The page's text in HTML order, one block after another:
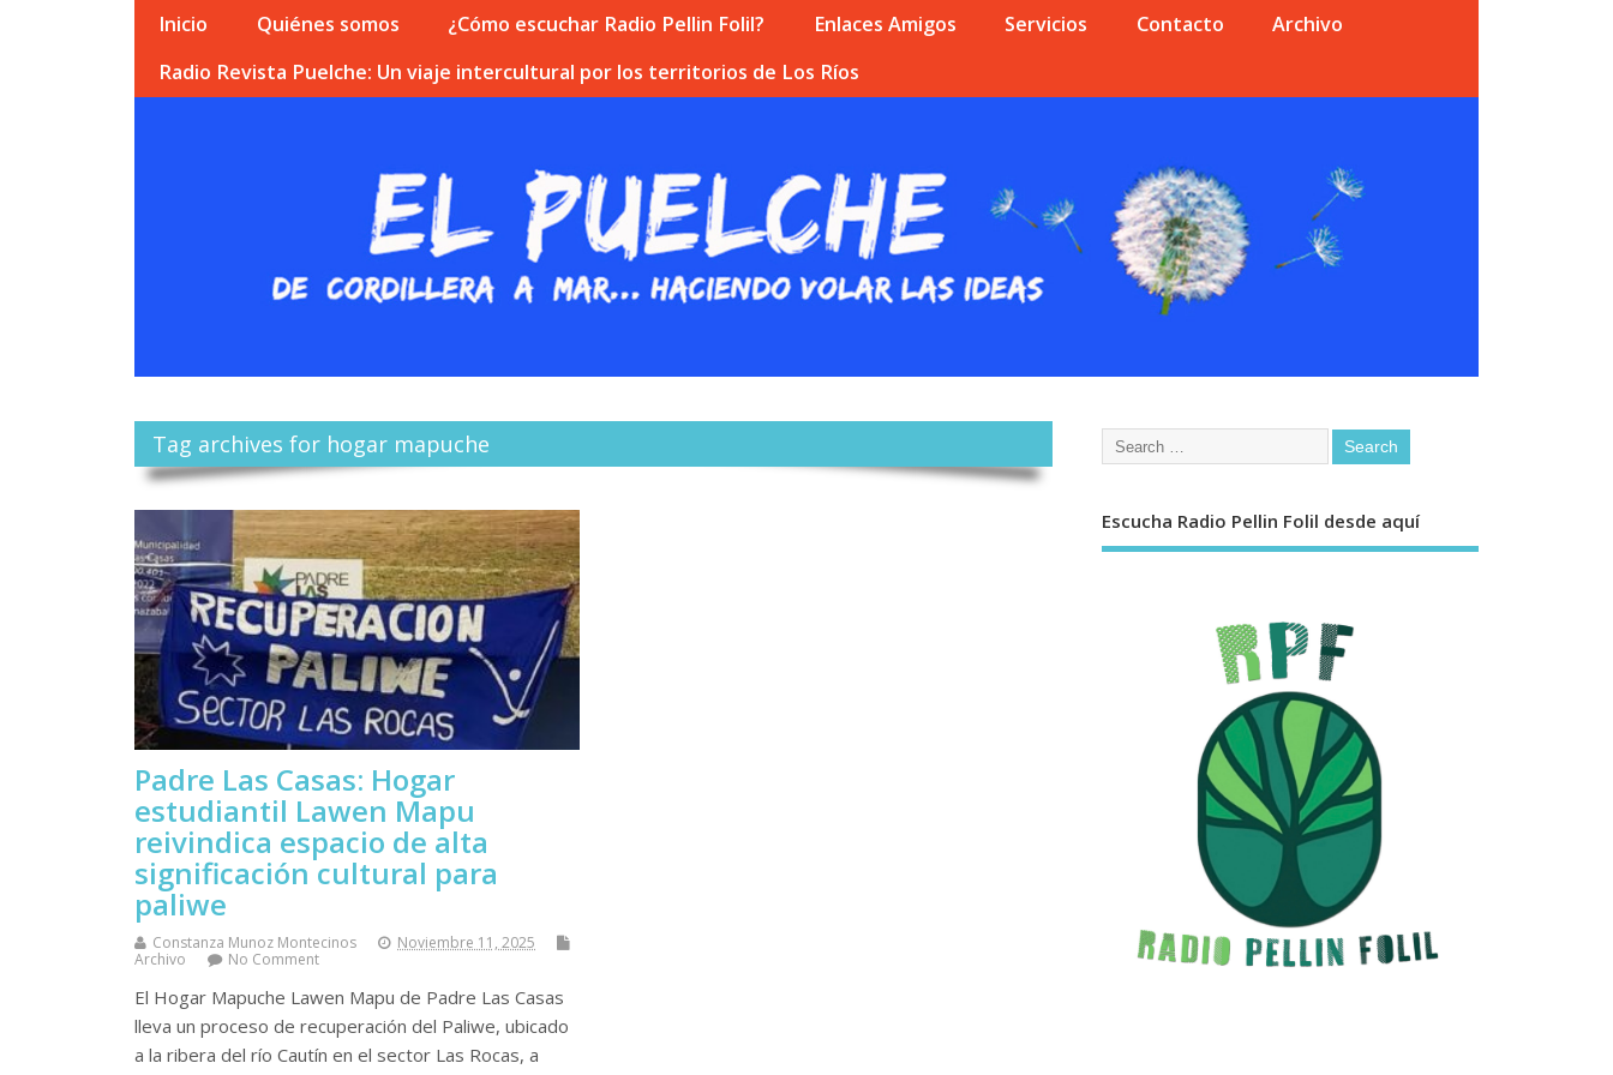
Inicio Quiénes somos ¿Cómo escuchar Radio Pellin Folil? Enlaces Amigos Servicios Contacto
Archivo
Radio Revista Puelche: Un viaje intercultural por los territorios de Los Ríos
Tag archives for hogar mapuche
Padre Las Casas: Hogar
estudiantil Lawen Mapu
reivindica espacio de alta
significación cultural para
paliwe
Constanza Munoz Montecinos
Noviembre 11, 2025
Archivo
No Comment
El Hogar Mapuche Lawen Mapu de Padre Las Casas
lleva un proceso de recuperación del Paliwe, ubicado
a la ribera del río Cautín en el sector Las Rocas, a
Escucha Radio Pellin Folil desde aquí